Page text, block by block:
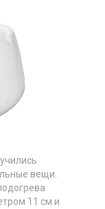
вещи.
11 см и